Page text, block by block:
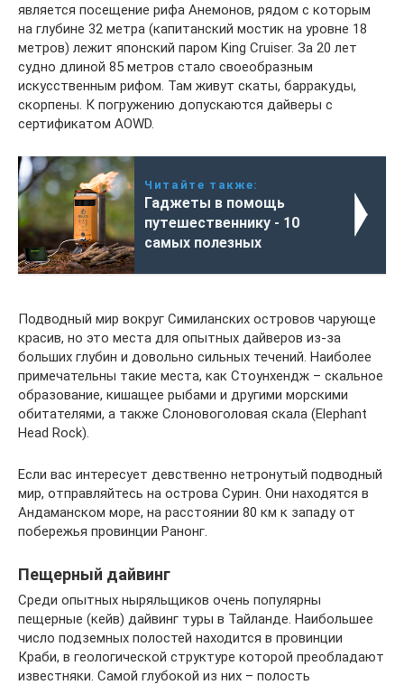
является посещение рифа Анемонов, рядом с которым
на глубине 32 метра (капитанский мостик на уровне 18
метров) лежит японский паром King Cruiser. За 20 лет
судно длиной 85 метров стало своеобразным
искусственным рифом. Там живут скаты, барракуды,
скорпены. К погружению допускаются дайверы с
сертификатом AOWD.
Читайте также:
Гаджеты в помощь
путешественнику - 10
самых полезных
Подводный мир вокруг Симиланских островов чарующе
красив, но это места для опытных дайверов из-за
больших глубин и довольно сильных течений. Наиболее
примечательны такие места, как Стоунхендж – скальное
образование, кишащее рыбами и другими морскими
обитателями, а также Слоновоголовая скала (Elephant
Head Rock).
Если вас интересует девственно нетронутый подводный
мир, отправляйтесь на острова Сурин. Они находятся в
Андаманском море, на расстоянии 80 км к западу от
побережья провинции Ранонг.
Пещерный дайвинг
Среди опытных ныряльщиков очень популярны
пещерные (кейв) дайвинг туры в Тайланде. Наибольшее
число подземных полостей находится в провинции
Краби, в геологической структуре которой преобладают
известняки. Самой глубокой из них – полость